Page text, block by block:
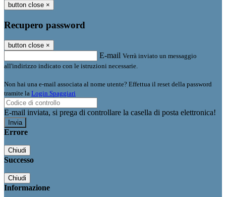
button close ×
Recupero password
button close ×
E-mail Verrà inviato un messaggio
all'indirizzo indicato con le istruzioni necessarie.
Non hai una e-mail associata al nome utente? Effettua il reset della password
tramite la Login Spaggiari
E-mail inviata, si prega di controllare la casella di posta elettronica!
Errore
Chiudi
Successo
Chiudi
Informazione